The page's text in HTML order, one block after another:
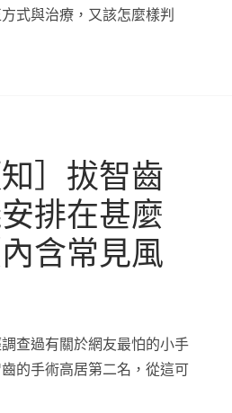
式與治療，又該怎麼樣判
知］拔智齒
排在甚麼
含常見風
查過有關於網友最怕的小手
的手術高居第二名，從這可